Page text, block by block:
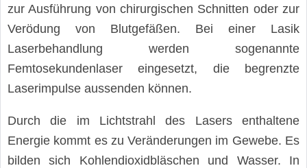
zur Ausführung von chirurgischen Schnitten oder zur
Verödung von Blutgefäßen. Bei einer Lasik
Laserbehandlung werden sogenannte
Femtosekundenlaser eingesetzt, die begrenzte
Laserimpulse aussenden können.
Durch die im Lichtstrahl des Lasers enthaltene
Energie kommt es zu Veränderungen im Gewebe. Es
bilden sich Kohlendioxidbläschen und Wasser. In